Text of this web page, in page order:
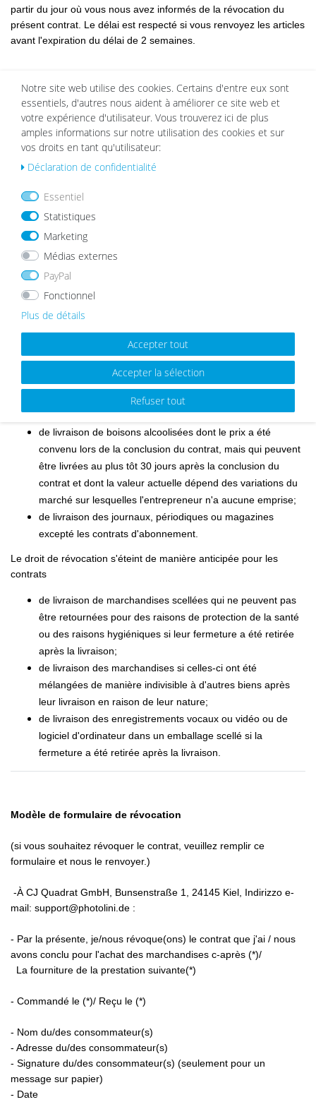
partir du jour où vous nous avez informés de la révocation du
présent contrat. Le délai est respecté si vous renvoyez les articles
avant l'expiration du délai de 2 semaines.
Les coûts de retour des marchandises sont à notre charge.
Votre responsabilité n'est engagée qu'à l'égard de la dépréciation
pour s'assurer de la qualité, de la nature et du bon
Motifs d'exclusion ou d'extinction
Le droit de révocation n'existe pas pour les contrats
de livraison des marchandises qui ne sont pas produites au
préalable et pour lesquelles un choix ou une sélection par
le consommateur est déterminant pour leur production ou
qui sont clairement adaptées aux besoins spécifiques du
consommateur;
de livraison des marchandises qui peuvent rapidement
s'abîmer ou dont la date de péremption serait rapidement
dépassée;
de livraison de boisons alcoolisées dont le prix a été
convenu lors de la conclusion du contrat, mais qui peuvent
être livrées au plus tôt 30 jours après la conclusion du
contrat et dont la valeur actuelle dépend des variations du
marché sur lesquelles l'entrepreneur n'a aucune emprise;
de livraison des journaux, périodiques ou magazines
excepté les contrats d'abonnement.
Le droit de révocation s'éteint de manière anticipée pour les
contrats
de livraison de marchandises scellées qui ne peuvent pas
être retournées pour des raisons de protection de la santé
ou des raisons hygiéniques si leur fermeture a été retirée
après la livraison;
de livraison des marchandises si celles-ci ont été
mélangées de manière indivisible à d'autres biens après
leur livraison en raison de leur nature;
de livraison des enregistrements vocaux ou vidéo ou de
logiciel d'ordinateur dans un emballage scellé si la
fermeture a été retirée après la livraison.
Modèle de formulaire de révocation
(si vous souhaitez révoquer le contrat, veuillez remplir ce
formulaire et nous le renvoyer.)
-À CJ Quadrat GmbH, Bunsenstraße 1, 24145 Kiel, Indirizzo e-
mail: support@photolini.de :
- Par la présente, je/nous révoque(ons) le contrat que j'ai / nous
avons conclu pour l'achat des marchandises c-après (*)/
La fourniture de la prestation suivante(*)
- Commandé le (*)/ Reçu le (*)
- Nom du/des consommateur(s)
- Adresse du/des consommateur(s)
- Signature du/des consommateur(s) (seulement pour un
message sur papier)
- Date
Notre site web utilise des cookies. Certains d'entre eux sont
essentiels, d'autres nous aident à améliorer ce site web et
votre expérience d'utilisateur. Vous trouverez ici de plus
amples informations sur notre utilisation des cookies et sur
vos droits en tant qu'utilisateur:
Déclaration de confidentialité
Essentiel
Statistiques
Marketing
Médias externes
PayPal
Fonctionnel
Plus de détails
Accepter tout
Accepter la sélection
Refuser tout